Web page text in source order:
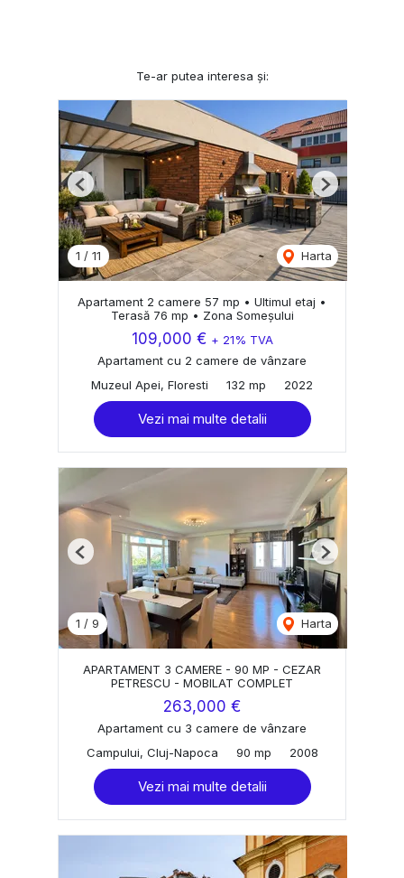
Te-ar putea interesa și:
1 / 11 Harta
Previous Next
Apartament 2 camere 57 mp • Ultimul etaj •
Terasă 76 mp • Zona Someșului
109,000 € + 21% TVA
Apartament cu 2 camere de vânzare
Muzeul Apei, Floresti
132 mp 2022
Vezi mai multe detalii
1 / 9 Harta
Previous Next
APARTAMENT 3 CAMERE - 90 MP - CEZAR
PETRESCU - MOBILAT COMPLET
263,000 €
Apartament cu 3 camere de vânzare
Campului, Cluj-Napoca
90 mp 2008
Vezi mai multe detalii